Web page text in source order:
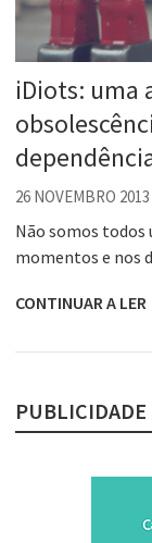
iDiots: uma
26 NOVEMBRO 2013
Não somos
momentos e nos
CONTINUAR A LER
PUBLICIDADE